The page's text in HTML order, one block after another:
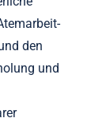
den
und